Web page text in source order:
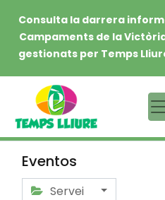
Consulta la darrera
Campaments de la
gestionats per Temps
Eventos
Servei